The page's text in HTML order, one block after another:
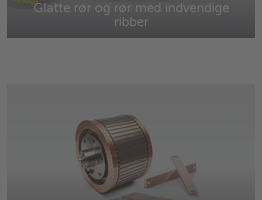
Glatte rør og rør med indvendige
ribber